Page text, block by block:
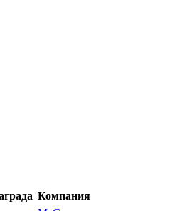
Компания